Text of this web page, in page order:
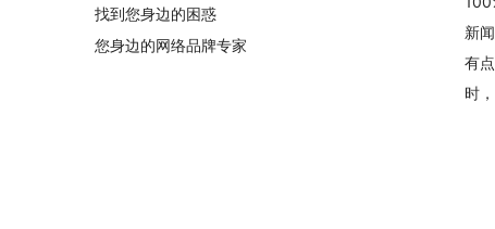
新
有
时
找到您身边的困惑
您身边的网络品牌专家